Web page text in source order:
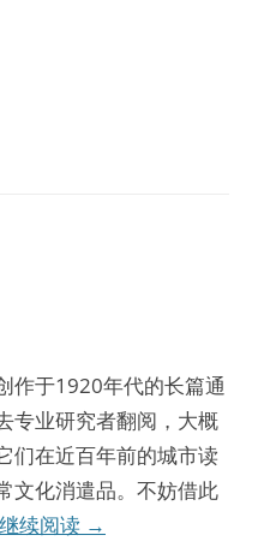
作于1920年代的长篇通
专业研究者翻阅，大概
们在近百年前的城市读
文化消遣品。不妨借此
继续阅读 →